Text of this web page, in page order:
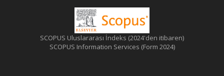
SCOPUS Uluslararası İndeks (2024'den itibaren)
SCOPUS Information Services (Form 2024)